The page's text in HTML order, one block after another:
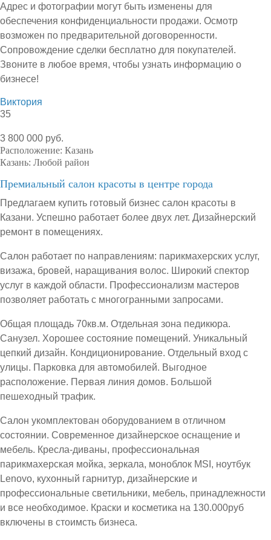
Адрес и фотографии могут быть изменены для
обеспечения конфиденциальности продажи. Осмотр
возможен по предварительной договоренности.
Сопровождение сделки бесплатно для покупателей.
Звоните в любое время, чтобы узнать информацию о
бизнесе!
Виктория
35
3 800 000 руб.
Расположение: Казань
Казань: Любой район
Премиальный салон красоты в центре города
Предлагаем купить готовый бизнес салон красоты в
Казани. Успешно работает более двух лет. Дизайнерский
ремонт в помещениях.
Салон работает по направлениям: парикмахерских услуг,
визажа, бровей, наращивания волос. Широкий спектор
услуг в каждой области. Профессионализм мастеров
позволяет работать с многогранными запросами.
Общая площадь 70кв.м. Отдельная зона педикюра.
Санузел. Хорошее состояние помещений. Уникальный
цепкий дизайн. Кондиционирование. Отдельный вход с
улицы. Парковка для автомобилей. Выгодное
расположение. Первая линия домов. Большой
пешеходный трафик.
Салон укомплектован оборудованием в отличном
состоянии. Современное дизайнерское оснащение и
мебель. Кресла-диваны, профессиональная
парикмахерская мойка, зеркала, моноблок MSI, ноутбук
Lenovo, кухонный гарнитур, дизайнерские и
профессиональные светильники, мебель, принадлежности
и все необходимое. Краски и косметика на 130.000руб
включены в стоимсть бизнеса.